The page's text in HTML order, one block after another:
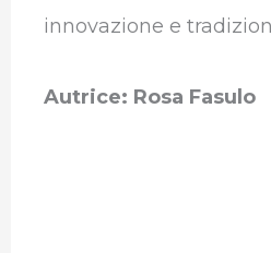
innovazione e
Autrice: Rosa Fasulo